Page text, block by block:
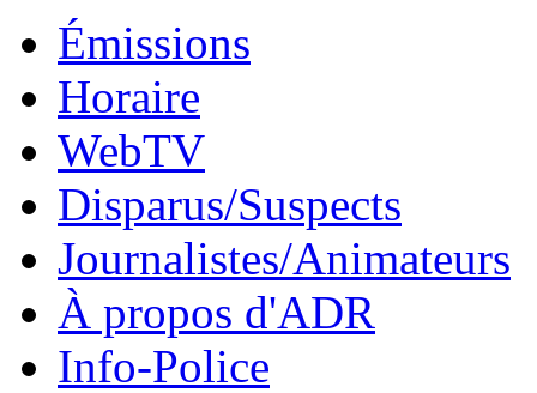
Émissions
Horaire
WebTV
Disparus/Suspects
Journalistes/Animateurs
À propos d'ADR
Info-Police